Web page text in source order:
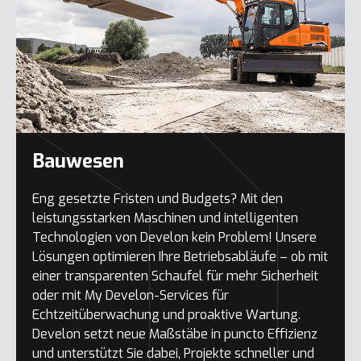
Bauwesen
Eng gesetzte Fristen und Budgets? Mit den
leistungsstarken Maschinen und intelligenten
Technologien von Develon kein Problem! Unsere
Lösungen optimieren Ihre Betriebsabläufe – ob mit
einer transparenten Schaufel für mehr Sicherheit
oder mit My Develon-Services für
Echtzeitüberwachung und proaktive Wartung.
Develon setzt neue Maßstäbe in puncto Effizienz
und unterstützt Sie dabei, Projekte schneller und